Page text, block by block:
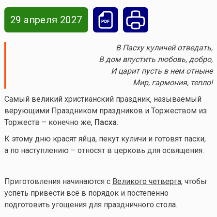
29 апреля 2027
В Пасху куличей отведать,
В дом впустить любовь, добро,
И царит пусть в нем отныне
Мир, гармония, тепло!
Самый великий христианский праздник, называемый
верующими Праздником праздников и Торжеством из
Торжеств – конечно же, Пасха.
К этому дню красят яйца, пекут куличи и готовят пасхи,
а по наступлению – относят в церковь для освящения.
Приготовления начинаются с Великого четверга, чтобы
успеть привести всё в порядок и постепенно
подготовить угощения для праздничного стола.